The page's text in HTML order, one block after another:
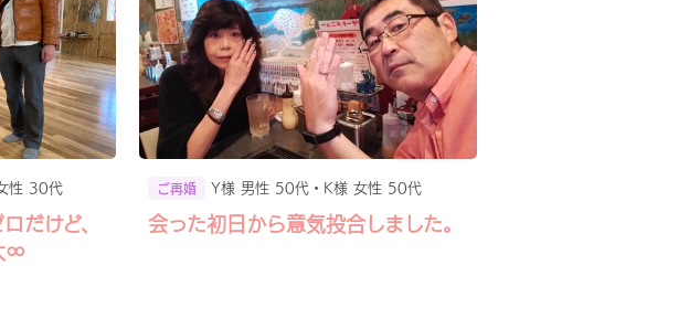
性 30代
だけど、
∞
ご再婚 Y様 男性 50代・K様 女性 50代
会った初日から意気投合しました。